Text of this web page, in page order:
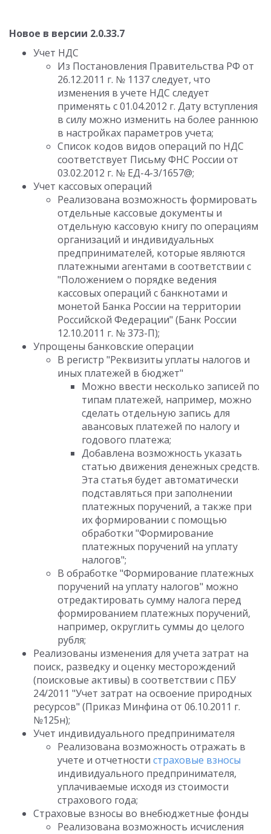
Новое в версии 2.0.33.7
Учет НДС
Из Постановления Правительства РФ от
26.12.2011 г. № 1137 следует, что
изменения в учете НДС следует
применять с 01.04.2012 г. Дату вступления
в силу можно изменить на более раннюю
в настройках параметров учета;
Список кодов видов операций по НДС
соответствует Письму ФНС России от
03.02.2012 г. № ЕД-4-3/1657@;
Учет кассовых операций
Реализована возможность формировать
отдельные кассовые документы и
отдельную кассовую книгу по операциям
организаций и индивидуальных
предпринимателей, которые являются
платежными агентами в соответствии с
"Положением о порядке ведения
кассовых операций с банкнотами и
монетой Банка России на территории
Российской Федерации" (Банк России
12.10.2011 г. № 373-П);
Упрощены банковские операции
В регистр "Реквизиты уплаты налогов и
иных платежей в бюджет"
Можно ввести несколько записей по
типам платежей, например, можно
сделать отдельную запись для
авансовых платежей по налогу и
годового платежа;
Добавлена возможность указать
статью движения денежных средств.
Эта статья будет автоматически
подставляться при заполнении
платежных поручений, а также при
их формировании с помощью
обработки "Формирование
платежных поручений на уплату
налогов";
В обработке "Формирование платежных
поручений на уплату налогов" можно
отредактировать сумму налога перед
формированием платежных поручений,
например, округлить суммы до целого
рубля;
Реализованы изменения для учета затрат на
поиск, разведку и оценку месторождений
(поисковые активы) в соответствии с ПБУ
24/2011 "Учет затрат на освоение природных
ресурсов" (Приказ Минфина от 06.10.2011 г.
№125н);
Учет индивидуального предпринимателя
Реализована возможность отражать в
учете и отчетности страховые взносы
индивидуального предпринимателя,
уплачиваемые исходя из стоимости
страхового года;
Страховые взносы во внебюджетные фонды
Реализована возможность исчисления